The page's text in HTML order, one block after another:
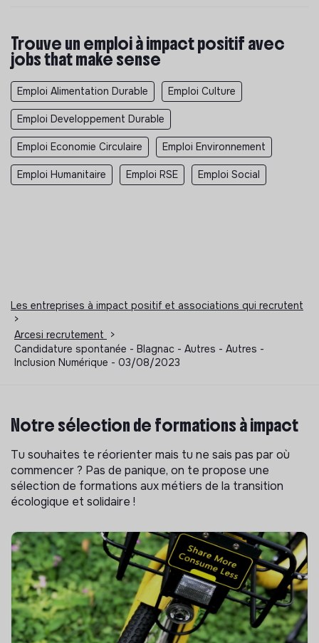
Trouve un emploi à impact positif avec
jobs that make sense
Emploi Alimentation Durable Emploi Culture
Emploi Developpement Durable
Emploi Economie Circulaire Emploi Environnement
Emploi Humanitaire Emploi RSE Emploi Social
Les entreprises à impact positif et associations qui recrutent
>
Arcesi recrutement
>
Candidature spontanée - Blagnac - Autres - Autres -
Inclusion Numérique - 03/08/2023
Notre sélection de formations à impact
Tu souhaites te réorienter mais tu ne sais pas par où
commencer ? Pas de panique, on te propose une
sélection de formations aux métiers de la transition
écologique et solidaire !